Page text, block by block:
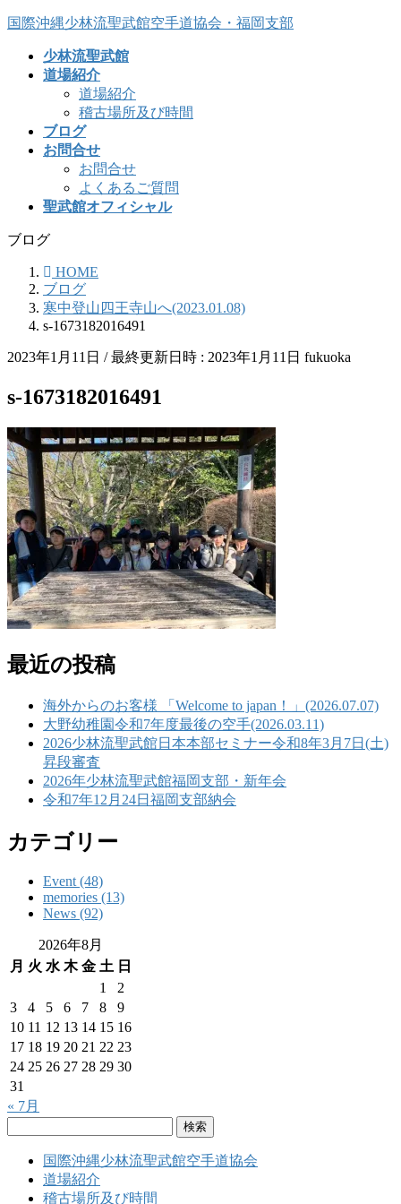
コ
ナ
国際沖縄少林流聖武館空手道協会・福岡支部
少林流聖武館
道場紹介
道場紹介
稽古場所及び時間
ブログ
お問合せ
お問合せ
よくあるご質問
聖武館オフィシャル
ブログ
HOME
ブログ
寒中登山四王寺山へ(2023.01.08)
s-1673182016491
2023年1月11日 / 最終更新日時 : 2023年1月11日 fukuoka
s-1673182016491
最近の投稿
海外からのお客様 「Welcome to japan！」(2026.07.07)
大野幼稚園令和7年度最後の空手(2026.03.11)
2026少林流聖武館日本本部セミナー令和8年3月7日(土)
昇段審査
2026年少林流聖武館福岡支部・新年会
令和7年12月24日福岡支部納会
カテゴリー
Event (48)
memories (13)
News (92)
2026年8月
月 火 水 木 金 土 日
1
2
3
4 5 6 7 8
9
10 11 12 13 14 15 16
17 18 19 20 21 22 23
24 25 26 27 28 29 30
31
« 7月
国際沖縄少林流聖武館空手道協会
道場紹介
稽古場所及び時間